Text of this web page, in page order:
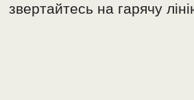
звертайтесь на гарячу